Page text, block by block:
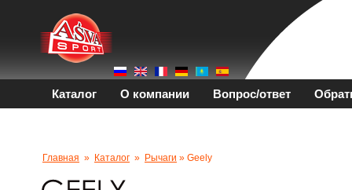
Каталог О компании Вопрос/ответ
Главная » Каталог » Рычаги » Geely